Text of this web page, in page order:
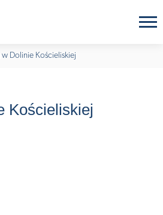
w Dolinie Kościeliskiej
Kościeliskiej